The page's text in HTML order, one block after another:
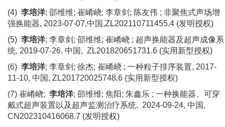
(4) 李培洋; 邵维维; 崔崤峣; 李章剑; 陈友伟 ; 非聚焦式声场增
强换能器, 2023-07-07,中国,ZL202110711455.4 (发明授权)
(5) 李培洋; 李章剑; 邵维维; 崔崤峣 ; 超声换能器及超声成像系
统, 2019-07-26, 中国, ZL201820651731.6 (实用新型授权)
(6) 李培洋; 李章剑; 徐杰; 崔崤峣 ; 一种粒子排序装置, 2017-
11-10, 中国, ZL201720025748.6 (实用新型授权)
(7) 崔崤峣; 李培洋; 邵维维; 焦阳; 朱鑫乐 ; 一种换能器、可穿
戴式超声装置以及超声监测治疗系统, 2024-09-24, 中国,
CN202310416068.7 (发明授权)